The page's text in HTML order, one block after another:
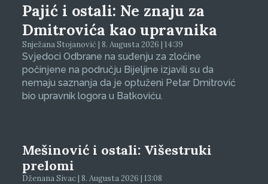
Pajić i ostali: Ne znaju za
Dmitrovića kao upravnika
Snježana Stojanović | 8. Augusta 2026 | 14:39
Svjedoci Odbrane na suđenju za zločine
počinjene na području Bijeljine izjavili su da
nemaju saznanja da je optuženi Petar Dmitrović
bio upravnik logora u Batkoviću.
Mešinović i ostali: Višestruki
prelomi
Dženana Sivac | 8. Augusta 2026 | 13:08